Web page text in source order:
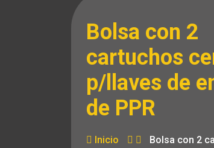
Bolsa con 2
cartuchos
p/llaves de
de PPR
Inicio
Bolsa con 2